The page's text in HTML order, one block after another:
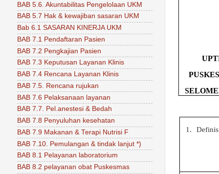
1.
BAB 5.6. Akuntabilitas Pengelolaan UKM
BAB 5.7 Hak & kewajiban sasaran UKM
Bab 6.1 SASARAN KINERJA UKM
BAB 7.1 Pendaftaran Pasien
BAB 7.2 Pengkajian Pasien
BAB 7.3 Keputusan Layanan Klinis
BAB 7.4 Rencana Layanan Klinis
BAB 7.5. Rencana rujukan
BAB 7.6 Pelaksanaan layanan
BAB 7.7. Pel.anestesi & Bedah
BAB 7.8 Penyuluhan kesehatan
BAB 7.9 Makanan & Terapi Nutrisi F
BAB 7.10. Pemulangan & tindak lanjut *)
BAB 8.1 Pelayanan laboratorium
BAB 8.2 pelayanan obat Puskesmas